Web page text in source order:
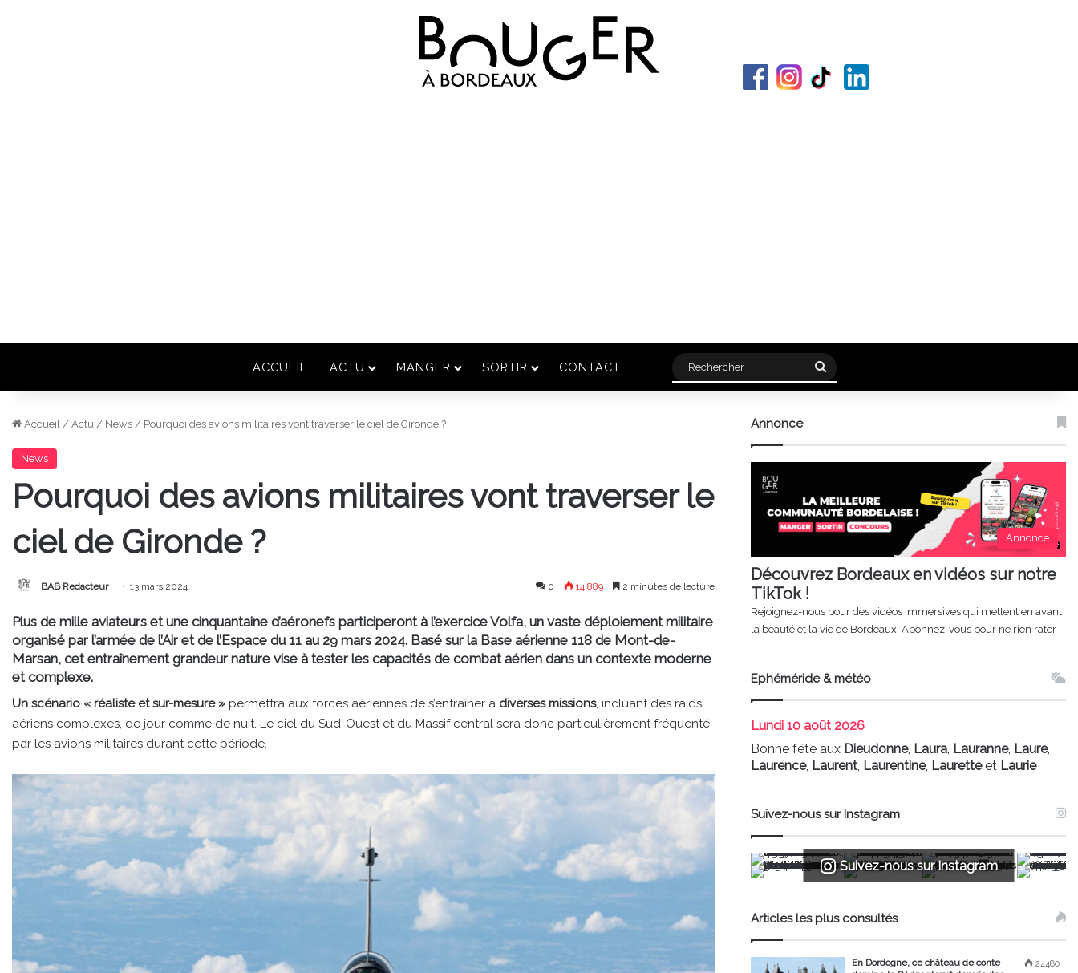
ACCUEIL ACTU MANGER SORTIR CONTACT Rechercher
Accueil / Actu / News / Pourquoi des avions militaires vont traverser le ciel de Gironde ?
News
Pourquoi des avions militaires vont traverser le
ciel de Gironde ?
BAB Redacteur 13 mars 2024 0 14 889 2 minutes de lecture
Plus de mille aviateurs et une cinquantaine d’aéronefs participeront à l’exercice Volfa, un vaste déploiement militaire
organisé par l’armée de l’Air et de l’Espace du 11 au 29 mars 2024. Basé sur la Base aérienne 118 de Mont-de-
Marsan, cet entraînement grandeur nature vise à tester les capacités de combat aérien dans un contexte moderne
et complexe.
Un scénario « réaliste et sur-mesure » permettra aux forces aériennes de s’entraîner à diverses missions, incluant des raids
aériens complexes, de jour comme de nuit. Le ciel du Sud-Ouest et du Massif central sera donc particulièrement fréquenté
par les avions militaires durant cette période.
Annonce
Annonce
Découvrez Bordeaux en vidéos sur notre
TikTok !
Rejoignez-nous pour des vidéos immersives qui mettent en avant
la beauté et la vie de Bordeaux. Abonnez-vous pour ne rien rater !
Ephéméride & météo
Lundi 10 août 2026
Bonne fête aux Dieudonne, Laura, Lauranne, Laure,
Laurence, Laurent, Laurentine, Lauretteet Laurie
Suivez-nous sur Instagram
Suivez-nous sur Instagram
Articles les plus consultés
24480
En Dordogne, ce château de conte